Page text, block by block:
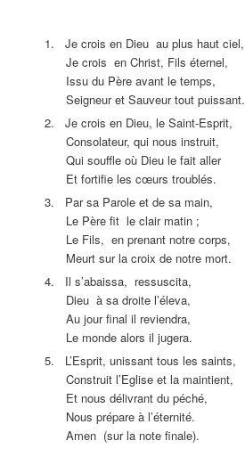
1. Je crois en Dieu au plus haut ciel,
Je crois en Christ, Fils éternel,
Issu du Père avant le temps,
Seigneur et Sauveur tout puissant.
2. Je crois en Dieu, le Saint-Esprit,
Consolateur, qui nous instruit,
Qui souffle où Dieu le fait aller
Et fortifie les cœurs troublés.
3. Par sa Parole et de sa main,
Le Père fit le clair matin ;
Le Fils, en prenant notre corps,
Meurt sur la croix de notre mort.
4. Il s’abaissa, ressuscita,
Dieu à sa droite l’éleva,
Au jour final il reviendra,
Le monde alors il jugera.
5. L’Esprit, unissant tous les saints,
Construit l’Eglise et la maintient,
Et nous délivrant du péché,
Nous prépare à l’éternité.
Amen (sur la note finale).